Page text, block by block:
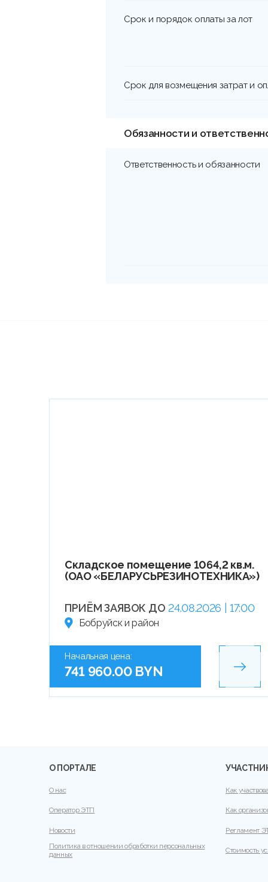
Срок и порядок оплаты за лот
Срок для возмещения затрат и
Обязанности и
Ответственность и обязанности
Складское помещение 1064,2 кв.м.
(ОАО «БЕЛАРУСЬРЕЗИНОТЕХНИКА»)
ПРИЁМ ЗАЯВОК ДО 24.08.2026 | 17:00
Бобруйск и район
Начальная цена:
741 960.00 BYN
О ПОРТАЛЕ
О нас
Оператор ЭТП
Новости
Политика в отношении обработки персональных
данных
Как
Как
Регламент
Стоимость